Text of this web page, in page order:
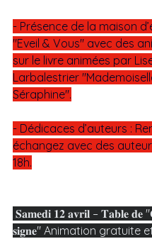
- Présence de la maison
"Eveil & Vous" avec des
sur le livre animées par
Larbalestrier
Séraphine".
- Dédicaces d’auteurs :
échangez avec des
18h.
𝐬𝐢𝐠𝐧𝐞" Animation gratuite